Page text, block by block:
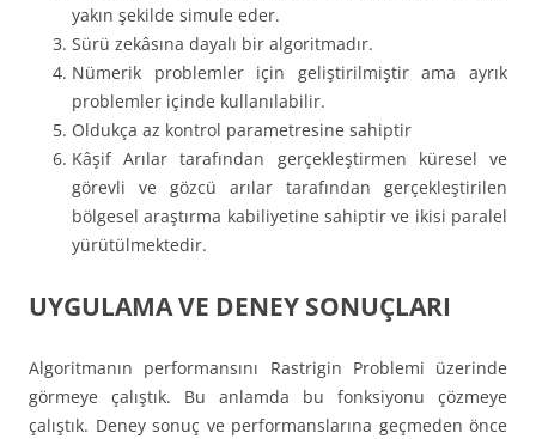
yakın şekilde simule eder.
Sürü zekâsına dayalı bir algoritmadır.
Nümerik problemler için geliştirilmiştir ama ayrık
problemler içinde kullanılabilir.
Oldukça az kontrol parametresine sahiptir
Kâşif Arılar tarafından gerçekleştirmen küresel ve
görevli ve gözcü arılar tarafından gerçekleştirilen
bölgesel araştırma kabiliyetine sahiptir ve ikisi paralel
yürütülmektedir.
UYGULAMA VE DENEY SONUÇLARI
Algoritmanın performansını Rastrigin Problemi üzerinde
görmeye çalıştık. Bu anlamda bu fonksiyonu çözmeye
çalıştık. Deney sonuç ve performanslarına geçmeden önce